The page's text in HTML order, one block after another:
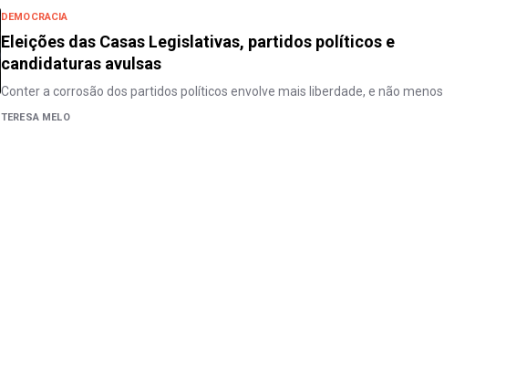
DEMOCRACIA
Eleições das Casas Legislativas, partidos políticos e
candidaturas avulsas
Conter a corrosão dos partidos políticos envolve mais liberdade, e não menos
TERESA MELO